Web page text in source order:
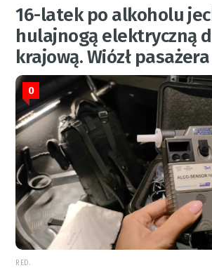
16-latek po alkoholu
hulajnogą elektryczną
krajową. Wiózł pasażera
0
RED.